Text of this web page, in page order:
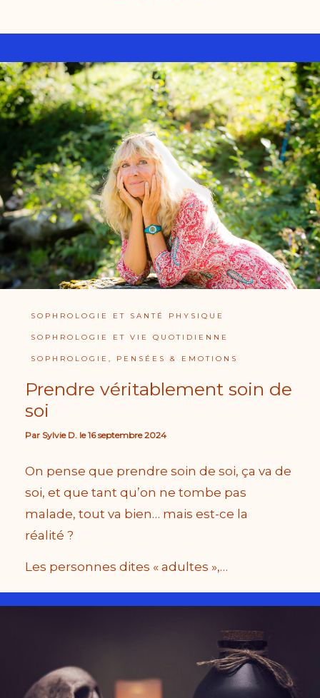
SOPHROLOGIE ET SANTÉ PHYSIQUE
SOPHROLOGIE ET VIE QUOTIDIENNE
SOPHROLOGIE, PENSÉES & EMOTIONS
Prendre véritablement soin de
soi
Par Sylvie D. le16 septembre 2024
On pense que prendre soin de soi, ça va de
soi, et que tant qu’on ne tombe pas
malade, tout va bien… mais est-ce la
réalité ?
Les personnes dites « adultes »,…